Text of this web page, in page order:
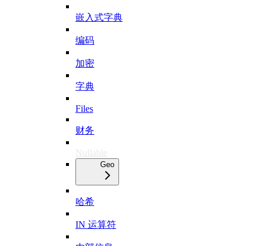
嵌入式字典
编码
加密
字典
Files
财务
Nullable
Geo
哈希
IN 运算符